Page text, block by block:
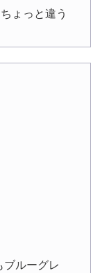
ょっと違う
ルーグレ